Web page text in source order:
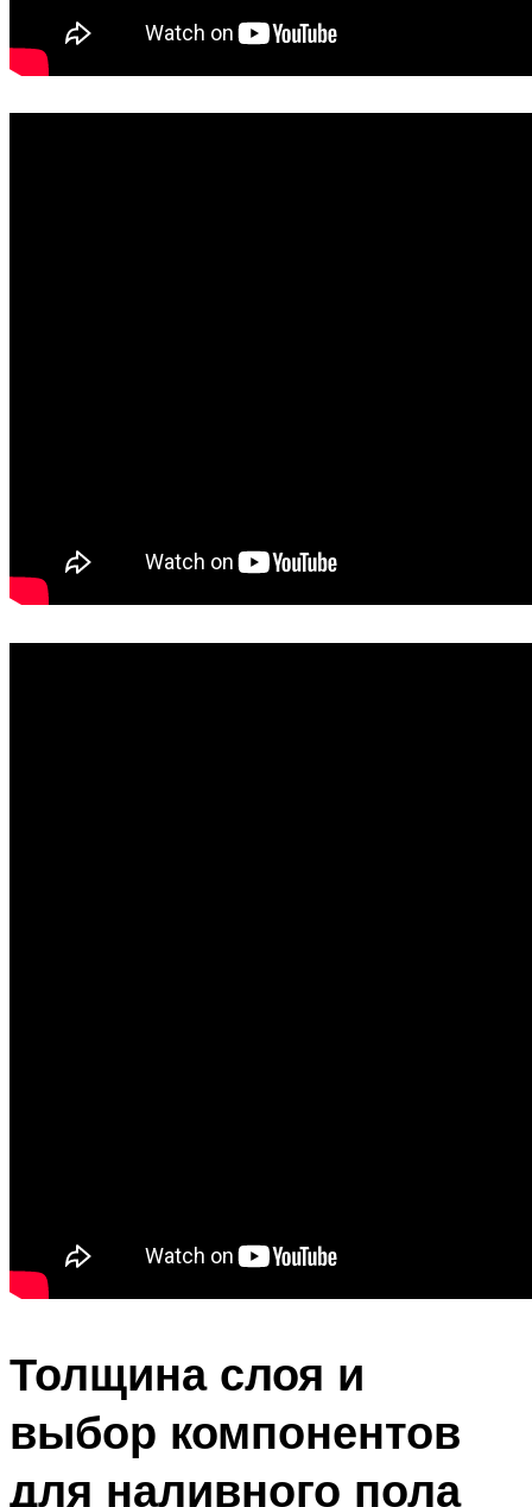
Толщина слоя и
выбор компонентов
для наливного пола